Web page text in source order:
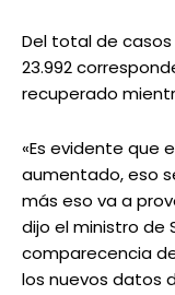
Del total de
23.992
recuperado
«Es evidente que
aumentado, eso
más eso va a
dijo el ministro de
comparecencia
los nuevos datos